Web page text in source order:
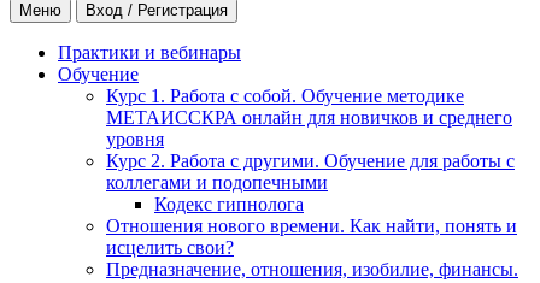
Меню Вход / Регистрация
Практики и вебинары
Обучение
Курс 1. Работа с собой. Обучение методике
МЕТАИССКРА онлайн для новичков и среднего
уровня
Курс 2. Работа с другими. Обучение для работы с
коллегами и подопечными
Кодекс гипнолога
Отношения нового времени. Как найти, понять и
исцелить свои?
Предназначение, отношения, изобилие, финансы.